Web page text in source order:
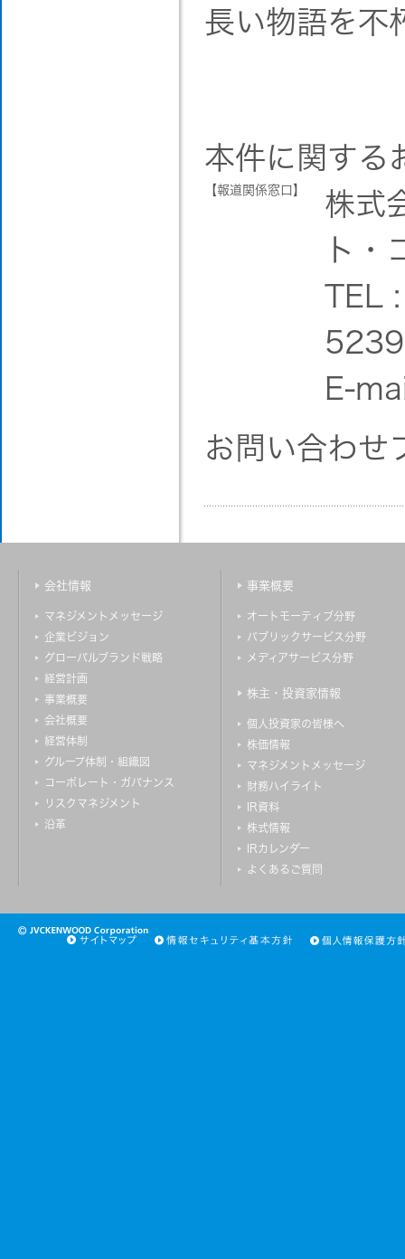
長い物語を不
本件に関する
【報道関係窓口】
株式
ト・
TEL
5239
E-
お問い合わせ
会社情報
マネジメントメッセージ
企業ビジョン
グローバルブランド戦略
経営計画
事業概要
会社概要
経営体制
グループ体制・組織図
コーポレート・ガバナンス
リスクマネジメント
沿革
事業概要
オートモーティブ分野
パブリックサービス分野
メディアサービス分野
株主・投資家情報
個人投資家の皆様へ
株価情報
マネジメントメッセージ
財務ハイライト
IR資料
株式情報
IRカレンダー
よくあるご質問